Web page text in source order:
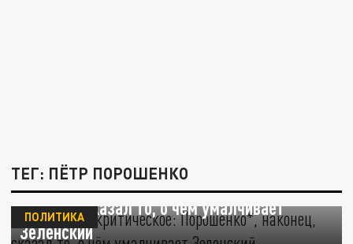
ТЕГ: ПЁТР ПОРОШЕНКО
"Положение критическое": Порошенко*,
наконец, сказал то, о чём умалчивает
Зеленский
ПОЛИТИКА